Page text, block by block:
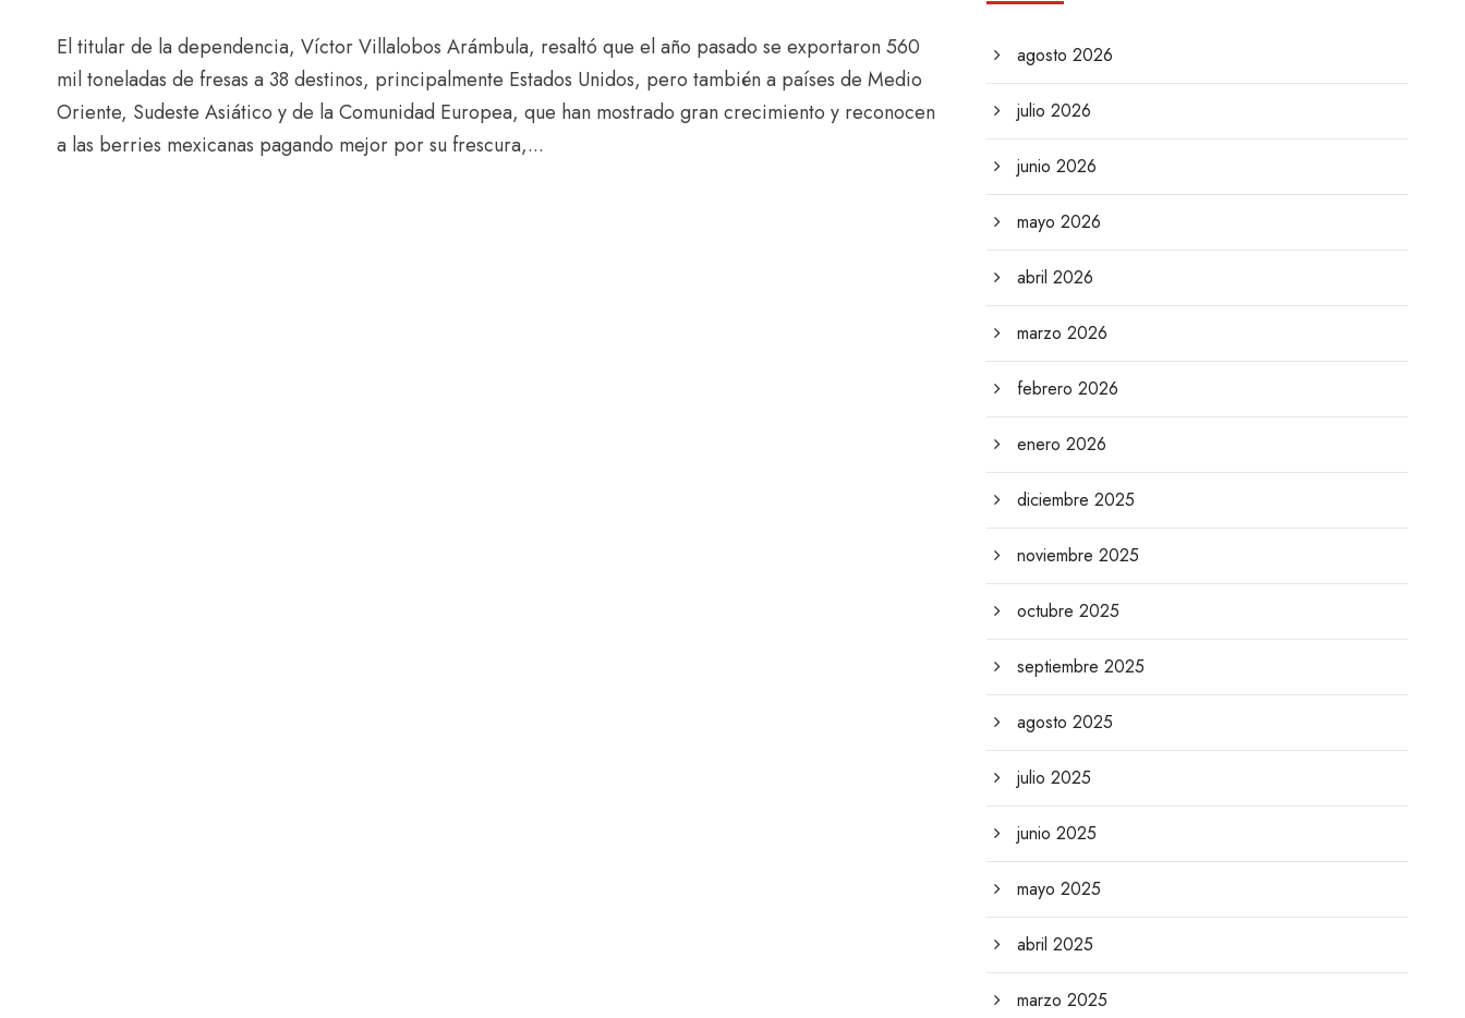
El titular de la dependencia, Víctor Villalobos Arámbula, resaltó que el año pasado se exportaron 560
mil toneladas de fresas a 38 destinos, principalmente Estados Unidos, pero también a países de Medio
Oriente, Sudeste Asiático y de la Comunidad Europea, que han mostrado gran crecimiento y reconocen
a las berries mexicanas pagando mejor por su frescura,...
agosto 2026
julio 2026
junio 2026
mayo 2026
abril 2026
marzo 2026
febrero 2026
enero 2026
diciembre 2025
noviembre 2025
octubre 2025
septiembre 2025
agosto 2025
julio 2025
junio 2025
mayo 2025
abril 2025
marzo 2025